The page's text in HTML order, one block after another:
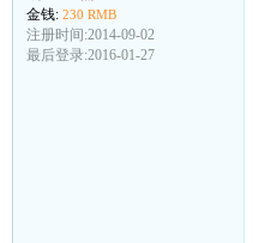
金钱: 230 RMB
注册时间:2014-09-02
最后登录:2016-01-27